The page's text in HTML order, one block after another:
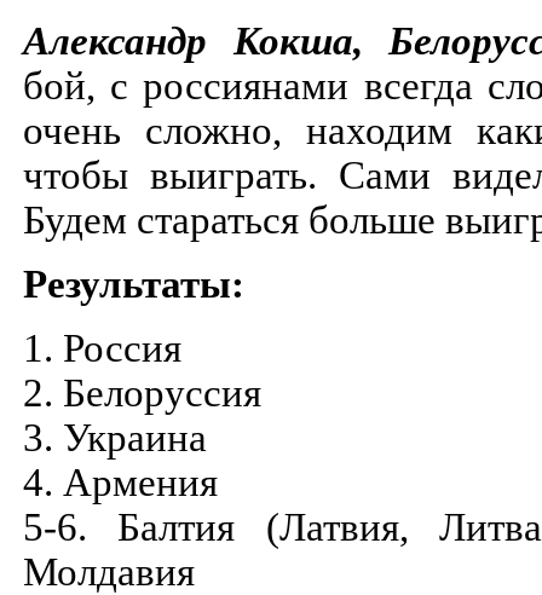
Александр Кокша,
бой, с россиянами всегда
очень сложно, находим
чтобы выиграть. Сами
Будем стараться больше
Результаты:
1. Россия
2. Белоруссия
3. Украина
4. Армения
5-6. Балтия (Латвия,
Молдавия